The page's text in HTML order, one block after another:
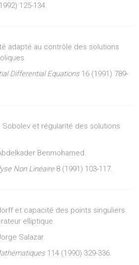
125-134.
adapté au contrôle des solutions
Differential Equations 16 (1991) 789-
Sobolev et régularité des solutions
Benmohamed.
Non Linéaire8 (1991) 103-117.
et capacité des points singuliers
elliptique.
Salazar.
114 (1990) 329-336.